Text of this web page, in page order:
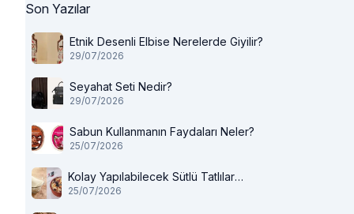
Son Yazılar
Etnik Desenli Elbise Nerelerde Giyilir?
29/07/2026
Seyahat Seti Nedir?
29/07/2026
Sabun Kullanmanın Faydaları Neler?
25/07/2026
Kolay Yapılabilecek Sütlü Tatlılar
Nelerdir?
25/07/2026